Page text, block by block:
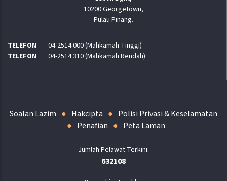
10200 Georgetown,
Pulau Pinang.
TELEFON
04-2514 000 (Mahkamah Tinggi)
TELEFON
04-2514 310 (Mahkamah Rendah)
Soalan Lazim Hakcipta
Polisi Privasi & Keselamatan
Penafian
Peta Laman
632108